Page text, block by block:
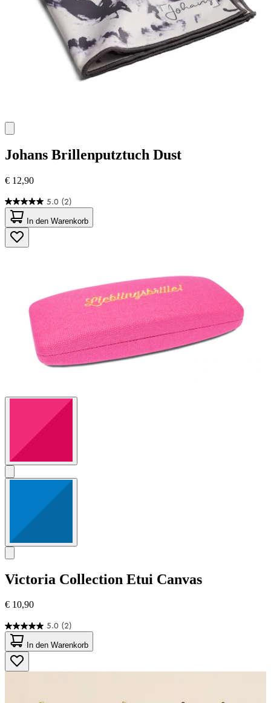
Johans Brillenputztuch Dust
€ 12,90
5.0 (2)
5.0
von
5
Sternen.
2
In den Warenkorb
Victoria Collection Etui Canvas
€ 10,90
5.0 (2)
5.0
von
5
Sternen.
2
In den Warenkorb